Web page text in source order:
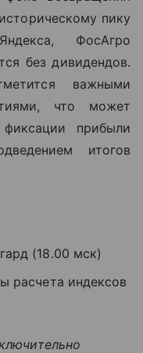
пику
ФосАгро
без дивидендов.
важными
что может
фиксации прибыли
итогов
(18.00 мск)
расчета индексов